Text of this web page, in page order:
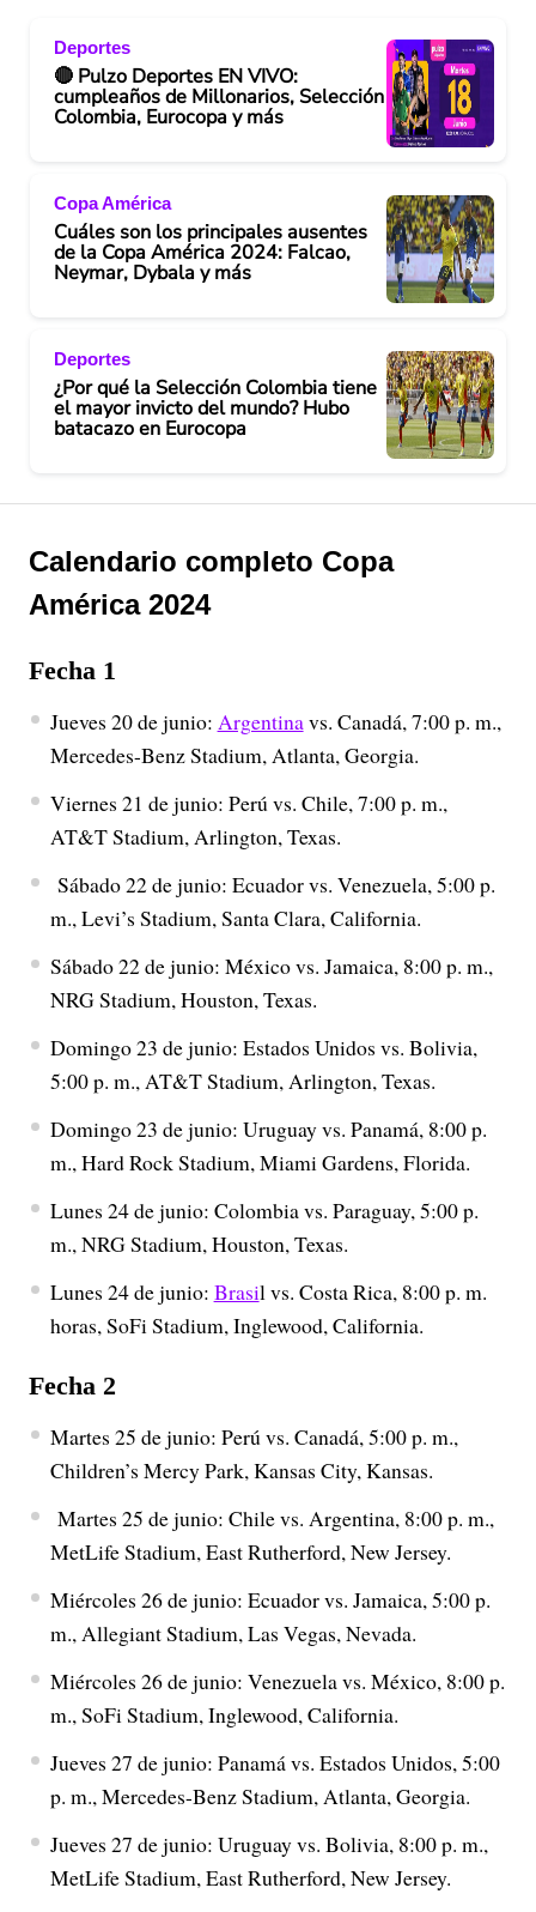
Deportes
🔴 Pulzo Deportes EN VIVO:
cumpleaños de Millonarios, Selección
Colombia, Eurocopa y más
Copa América
Cuáles son los principales ausentes
de la Copa América 2024: Falcao,
Neymar, Dybala y más
Deportes
¿Por qué la Selección Colombia tiene
el mayor invicto del mundo? Hubo
batacazo en Eurocopa
Calendario completo Copa
América 2024
Fecha 1
Jueves 20 de junio: Argentinavs. Canadá, 7:00 p. m.,
Mercedes-Benz Stadium, Atlanta, Georgia.
Viernes 21 de junio: Perú vs. Chile, 7:00 p. m.,
AT&T Stadium, Arlington, Texas.
Sábado 22 de junio: Ecuador vs. Venezuela, 5:00 p.
m., Levi’s Stadium, Santa Clara, California.
Sábado 22 de junio: México vs. Jamaica, 8:00 p. m.,
NRG Stadium, Houston, Texas.
Domingo 23 de junio: Estados Unidos vs. Bolivia,
5:00 p. m., AT&T Stadium, Arlington, Texas.
Domingo 23 de junio: Uruguay vs. Panamá, 8:00 p.
m., Hard Rock Stadium, Miami Gardens, Florida.
Lunes 24 de junio: Colombia vs. Paraguay, 5:00 p.
m., NRG Stadium, Houston, Texas.
Lunes 24 de junio: Brasil vs. Costa Rica, 8:00 p. m.
horas, SoFi Stadium, Inglewood, California.
Fecha 2
Martes 25 de junio: Perú vs. Canadá, 5:00 p. m.,
Children’s Mercy Park, Kansas City, Kansas.
Martes 25 de junio: Chile vs. Argentina, 8:00 p. m.,
MetLife Stadium, East Rutherford, New Jersey.
Miércoles 26 de junio: Ecuador vs. Jamaica, 5:00 p.
m., Allegiant Stadium, Las Vegas, Nevada.
Miércoles 26 de junio: Venezuela vs. México, 8:00 p.
m., SoFi Stadium, Inglewood, California.
Jueves 27 de junio: Panamá vs. Estados Unidos, 5:00
p. m., Mercedes-Benz Stadium, Atlanta, Georgia.
Jueves 27 de junio: Uruguay vs. Bolivia, 8:00 p. m.,
MetLife Stadium, East Rutherford, New Jersey.